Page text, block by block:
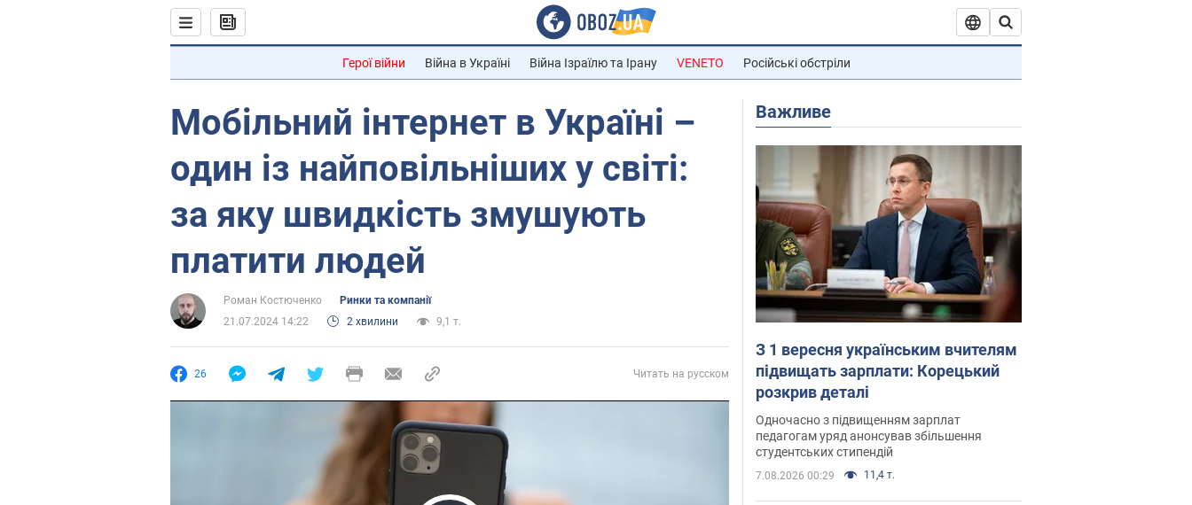
Герої війни Війна в Україні Війна Ізраїлю та Ірану VENETO Російські обстріли
Мобільний інтернет в Україні –
один із найповільніших у світі:
за яку швидкість змушують
платити людей
Роман Костюченко
Ринки та компанії
21.07.2024 14:22
2 хвилини 9,1 т.
26 Читать на русском
Важливе
З 1 вересня українським вчителям
підвищать зарплати: Корецький
розкрив деталі
Одночасно з підвищенням зарплат
педагогам уряд анонсував збільшення
студентських стипендій
7.08.2026 00:29 11,4 т.